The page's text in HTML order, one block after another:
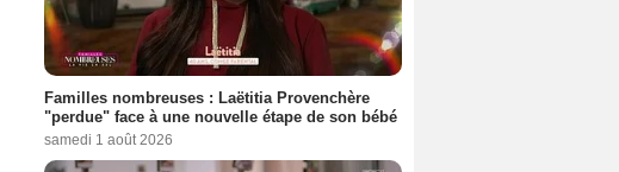
Familles nombreuses : Laëtitia Provenchère
"perdue" face à une nouvelle étape de son bébé
samedi 1 août 2026